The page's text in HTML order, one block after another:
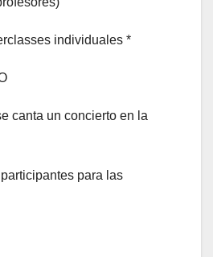
individuales *
canta un concierto en la
para las